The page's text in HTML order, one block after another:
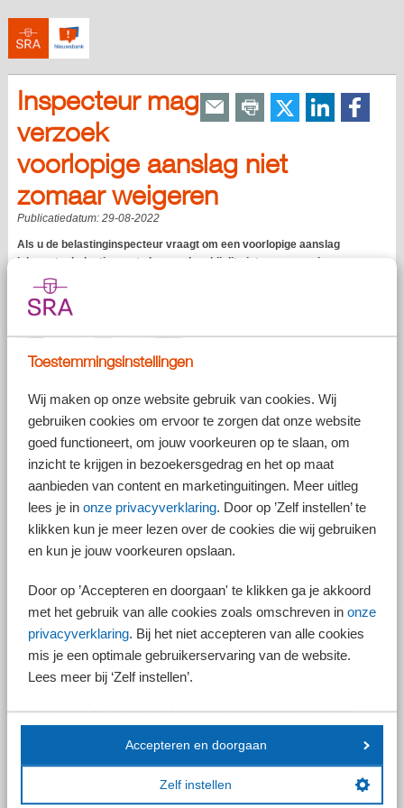
Toestemmingsinstellingen
Wij maken op onze website gebruik van cookies. Wij
gebruiken cookies om ervoor te zorgen dat onze website
goed functioneert, om jouw voorkeuren op te slaan, om
inzicht te krijgen in bezoekersgedrag en het op maat
aanbieden van content en marketinguitingen. Meer uitleg
lees je in onze privacyverklaring. Door op ’Zelf instellen’ te
klikken kun je meer lezen over de cookies die wij gebruiken
en kun je jouw voorkeuren opslaan.
Door op ’Accepteren en doorgaan' te klikken ga je akkoord
met het gebruik van alle cookies zoals omschreven in onze
privacyverklaring. Bij het niet accepteren van alle cookies
mis je een optimale gebruikerservaring van de website.
Lees meer bij ‘Zelf instellen’.
Accepteren en doorgaan
Zelf instellen
Inspecteur mag
verzoek
voorlopige aanslag niet
zomaar weigeren
Publicatiedatum: 29-08-2022
Als u de belastinginspecteur vraagt om een voorlopige aanslag
inkomstenbelasting op te leggen, kan hij dit niet zomaar weigeren.
Zelfs niet als u binnen de daarvoor geldende termijn geen aangifte
heeft ingediend.
Voorlopige aanslag
Hoeveel inkomstenbelasting u over een jaar verschuldigd bent, kan pas
na afloop van het jaar exact worden vastgesteld. De inspecteur kan u
daarom in de loop van het jaar al een voorlopige aanslag opleggen. U
kunt hier ook zelf om verzoeken, om zo belastingrente te beperken.
Doet u aangifte vóór 1 mei volgend op het belastingjaar, dan moet u
soms belastingrente betalen als de berekening van de Belastingdienst
afwijkt van die van u. Doet u op of ná 1 mei aangifte, dan betaalt u altijd
belastingrente vanaf 1 juli volgend op het belastingjaar.
Voorlopige aanslag geweigerd
In een zaak bij de rechtbank in Den Haag was een belastingplichtige
niet uitgenodigd om aangifte te doen. Wel had hij zelf verzocht om een
voorlopige aanslag. De inspecteur had dit geweigerd, omdat niet binnen